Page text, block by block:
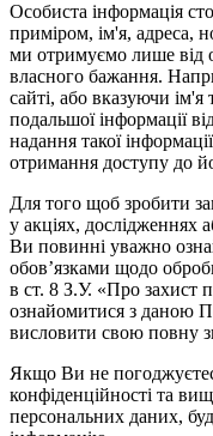
Особиста інформація
приміром, ім'я, адреса,
ми отримуємо лише від
власного бажання.
сайті, або вказуючи ім'я
подальшої інформації
надання такої
отримання доступу до
Для того щоб зробити
у акціях, дослідженнях
Ви повинні уважно
обов’язками щодо
в ст. 8 З.У. «Про захист
ознайомитися з даною
висловити свою повну
Якщо Ви не
конфіденційності та
персональних даних,